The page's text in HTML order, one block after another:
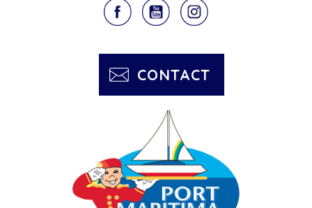
CONTACT